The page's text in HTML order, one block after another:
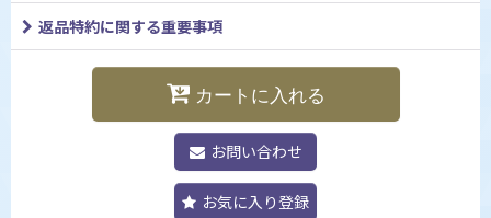
返品特約に関する重要事項
カートに入れる
お問い合わせ
お気に入り登録